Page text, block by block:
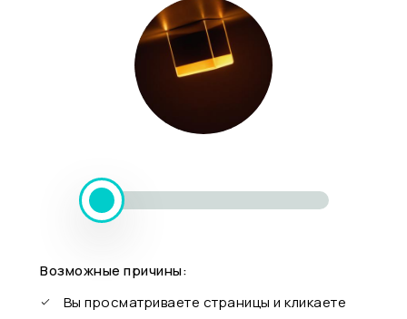
Возможные причины:
Вы просматриваете страницы и кликаете